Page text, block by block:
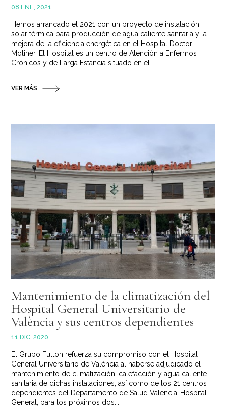
08 ENE, 2021
Hemos arrancado el 2021 con un proyecto de instalación
solar térmica para producción de agua caliente sanitaria y la
mejora de la eficiencia energética en el Hospital Doctor
Moliner. El Hospital es un centro de Atención a Enfermos
Crónicos y de Larga Estancia situado en el...
VER MÁS
Mantenimiento de la climatización del
Hospital General Universitario de
València y sus centros dependientes
11 DIC, 2020
El Grupo Fulton refuerza su compromiso con el Hospital
General Universitario de València al haberse adjudicado el
mantenimiento de climatización, calefacción y agua caliente
sanitaria de dichas instalaciones, así como de los 21 centros
dependientes del Departamento de Salud Valencia-Hospital
General, para los próximos dos...